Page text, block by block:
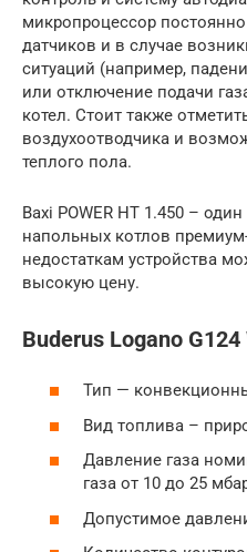
микропроцессор
датчиков и в случае
ситуаций (например,
или отключение подачи
котел. Стоит также
воздухоотводчика и
теплого пола.
Baxi POWER HT 1.450 –
напольных котлов
недостаткам устройства
высокую цену.
Buderus Logano G124
Тип —
Вид топлива –
Давление газа
газа от 10 до 25
Допустимое